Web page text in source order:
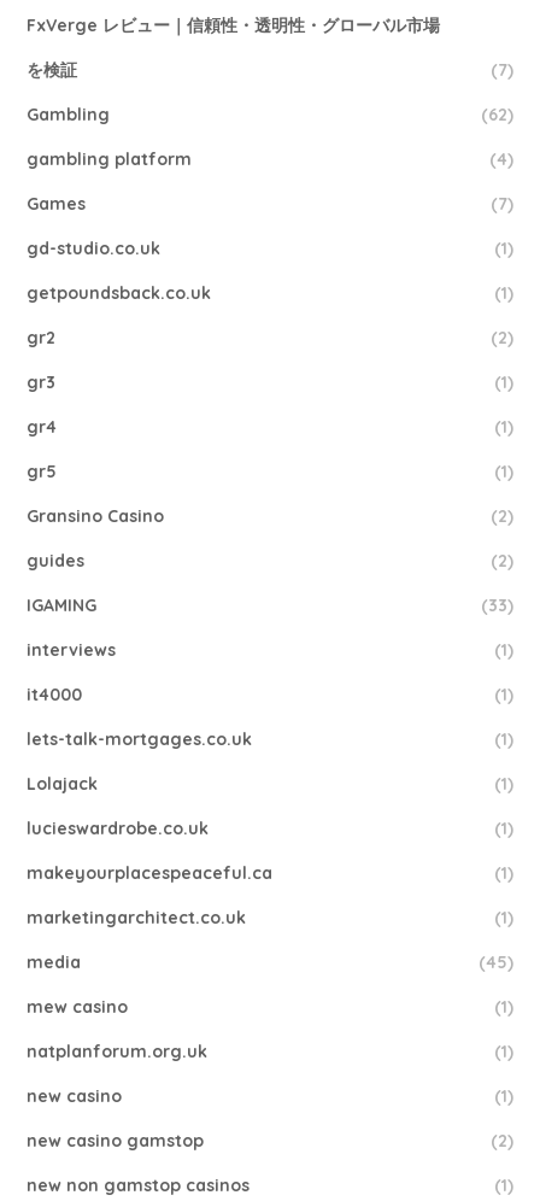
FxVerge レビュー｜信頼性・透明性・グローバル市場
を検証 (7)
Gambling (62)
gambling platform (4)
Games (7)
gd-studio.co.uk (1)
getpoundsback.co.uk (1)
gr2 (2)
gr3 (1)
gr4 (1)
gr5 (1)
Gransino Casino (2)
guides (2)
IGAMING (33)
interviews (1)
it4000 (1)
lets-talk-mortgages.co.uk (1)
Lolajack (1)
lucieswardrobe.co.uk (1)
makeyourplacespeaceful.ca (1)
marketingarchitect.co.uk (1)
media (45)
mew casino (1)
natplanforum.org.uk (1)
new casino (1)
new casino gamstop (2)
new non gamstop casinos (1)